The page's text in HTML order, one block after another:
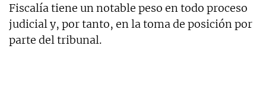
Fiscalía tiene un notable peso en todo proceso
judicial y, por tanto, en la toma de posición por
parte del tribunal.